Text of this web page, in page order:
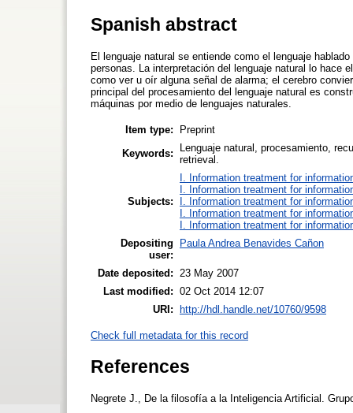
Spanish abstract
El lenguaje natural se entiende como el lenguaje
personas. La interpretación del lenguaje natural lo hace
como ver u oír alguna señal de alarma; el cerebro
principal del procesamiento del lenguaje natural es
máquinas por medio de lenguajes naturales.
Item type:
Preprint
Keywords:
Lenguaje natural, procesamiento,
retrieval.
Subjects:
I. Information treatment for
I. Information treatment for
I. Information treatment for
I. Information treatment for
I. Information treatment for
Depositing
user:
Paula Andrea Benavides Cañon
Date deposited:
23 May 2007
Last modified: 02 Oct 2014 12:07
URI:
http://hdl.handle.net/10760/9598
Check full metadata for this record
References
Negrete J., De la filosofía a la Inteligencia Artificial.